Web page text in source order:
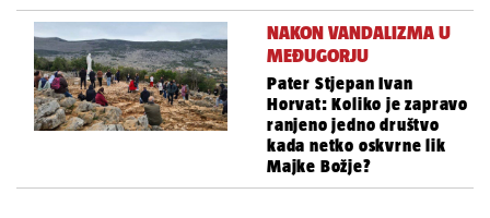
NAKON VANDALIZMA U
MEĐUGORJU
Pater Stjepan Ivan
Horvat: Koliko je zapravo
ranjeno jedno društvo
kada netko oskvrne lik
Majke Božje?